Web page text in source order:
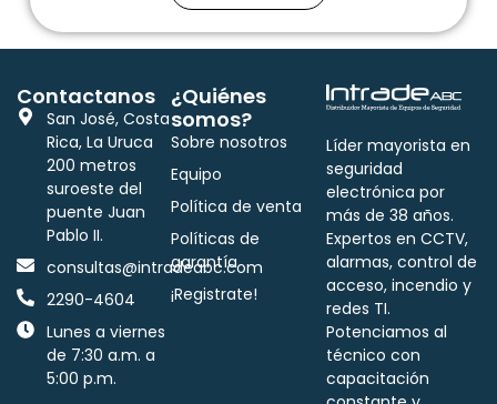
Líder mayorista en
seguridad
electrónica por
más de 38 años.
Expertos en CCTV,
alarmas, control de
acceso, incendio y
redes TI.
Potenciamos al
técnico con
capacitación
¿Quiénes
somos?
Sobre nosotros
Equipo
Política de venta
Políticas de
garantía
¡Registrate!
Contactanos
San José, Costa
Rica, La Uruca
200 metros
suroeste del
puente Juan
Pablo II.
consultas@intradeabc.com
2290-4604
Lunes a viernes
de 7:30 a.m. a
5:00 p.m.